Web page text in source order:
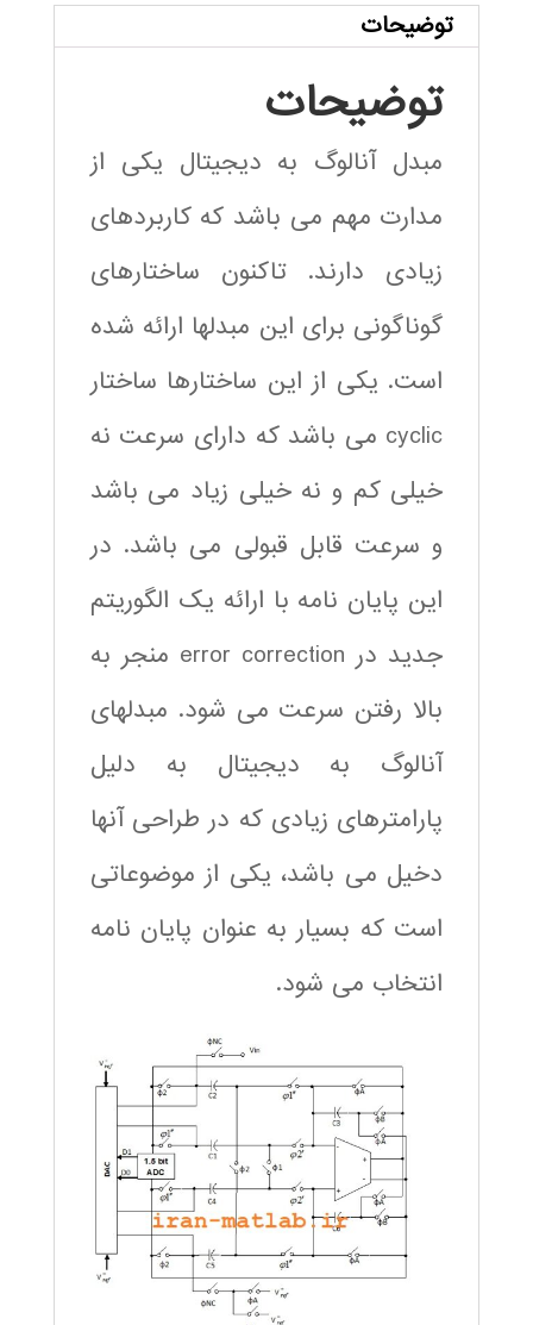
سیکلیک
100
مگا
هرتز
10
بیت
Cyclic
Analog-
to-
Digital
100
10
bit
توضیحات
توضیحات
مبدل آنالوگ به دیجیتال یکی از
مدارت مهم می باشد که کاربردهای
زیادی دارند. تاکنون ساختارهای
گوناگونی برای این مبدلها ارائه شده
است. یکی از این ساختارها ساختار
cyclic می باشد که دارای سرعت نه
خیلی کم و نه خیلی زیاد می باشد
و سرعت قابل قبولی می باشد. در
این پایان نامه با ارائه یک الگوریتم
جدید در error correction منجر به
بالا رفتن سرعت می شود. مبدلهای
آنالوگ به دیجیتال به دلیل
پارامترهای زیادی که در طراحی آنها
دخیل می باشد، یکی از موضوعاتی
است که بسیار به عنوان پایان نامه
انتخاب می شود.